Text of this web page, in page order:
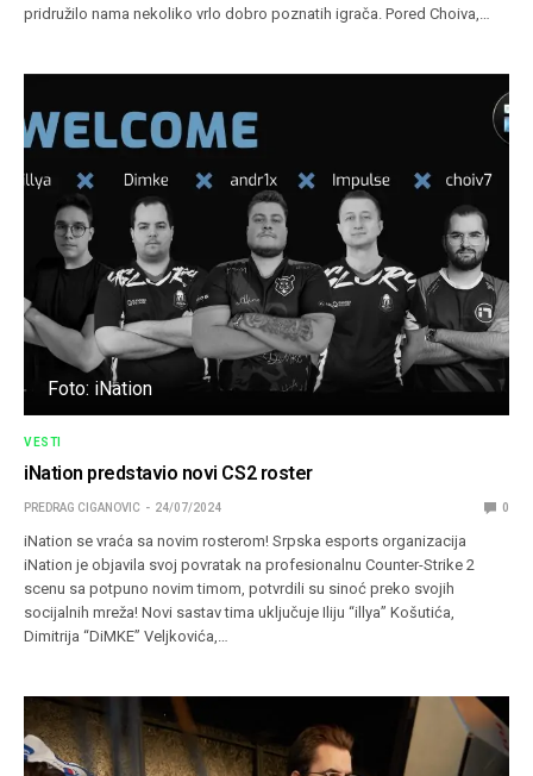
pridružilo nama nekoliko vrlo dobro poznatih igrača. Pored Choiva,…
Foto: iNation
VESTI
iNation predstavio novi CS2 roster
PREDRAG CIGANOVIC 24/07/2024 0
iNation se vraća sa novim rosterom! Srpska esports organizacija
iNation je objavila svoj povratak na profesionalnu Counter-Strike 2
scenu sa potpuno novim timom, potvrdili su sinoć preko svojih
socijalnih mreža! Novi sastav tima uključuje Iliju “⁠illya⁠” Košutića,
Dimitrija “⁠DiMKE⁠” Veljkovića,…